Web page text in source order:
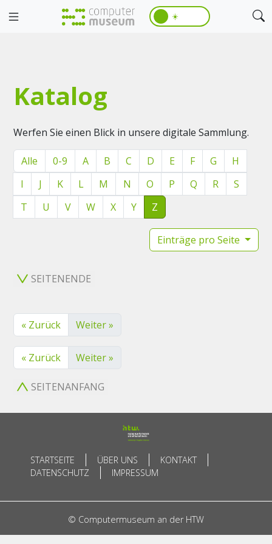
☀️
Katalog
Werfen Sie einen Blick in unsere digitale Sammlung.
Alle 0-9 A B C D E F G
H
I
J K L M N O P Q R
S
T
U V W X Y Z
Einträge pro Seite
SEITENENDE
« Zurück Weiter »
« Zurück Weiter »
SEITENANFANG
STARTSEITE ÜBER UNS
KONTAKT
DATENSCHUTZ
IMPRESSUM
© Computermuseum an der HTW